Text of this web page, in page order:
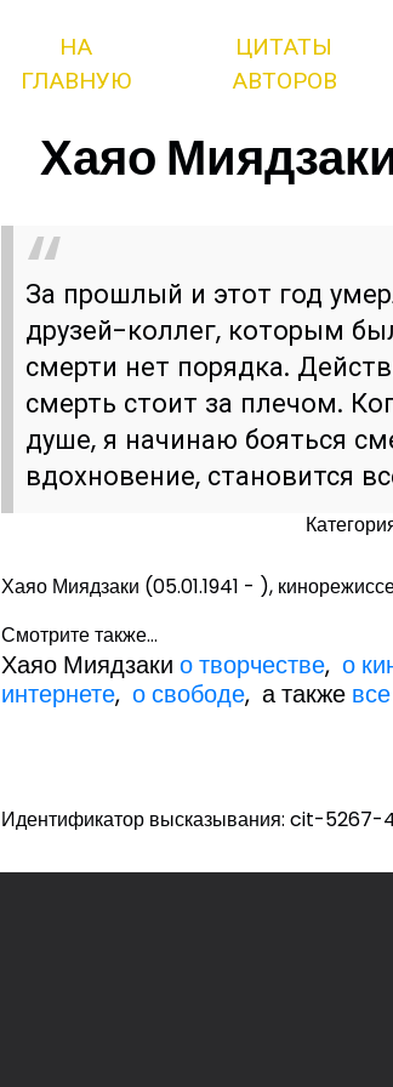
НА
ГЛАВНУЮ
ЦИТАТЫ
АВТОРОВ
Хаяо
За прошлый и этот год
друзей-коллег, которым
смерти нет порядка.
смерть стоит за плечом.
душе, я начинаю бояться
вдохновение, становится
Хаяо Миядзаки (05.01.1941 - ),
Смотрите также...
Хаяо Миядзакио творчестве,о
интернете,о свободе, а также
Идентификатор высказывания: cit-5267-